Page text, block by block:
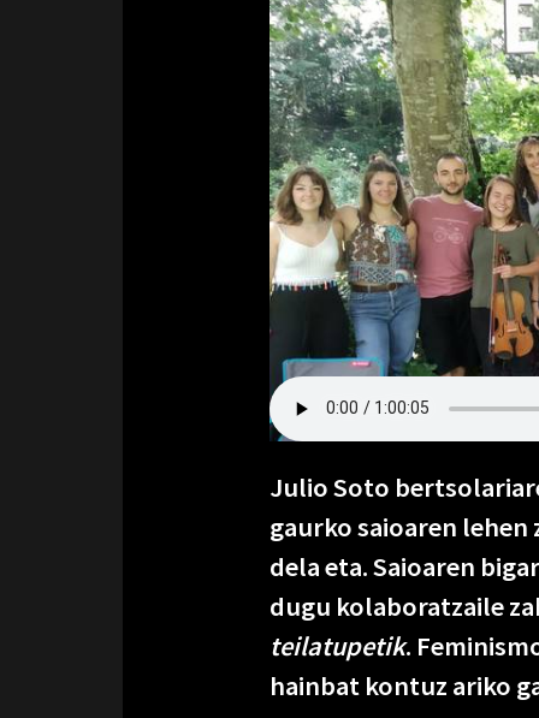
Julio Soto
gaurko saioaren
dela eta. Saioaren
dugu kolaboratzaile
teilatupetik.
hainbat kontuz ariko